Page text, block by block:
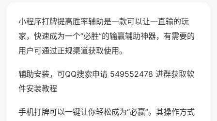
小程序打牌提高胜率辅助是一款可以让一直输的玩
家，快速成为一个“必胜”的输赢辅助神器，有需要的
用户可通过正规渠道获取使用。
辅助安装，可QQ搜索申请 549552478 进群获取软
件安装教程
手机打牌可以一键让你轻松成为“必赢”。其操作方式